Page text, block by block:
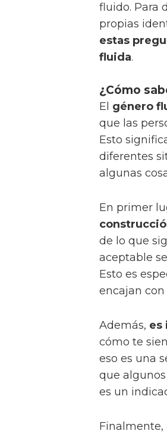
fluido. Para
propias
estas
fluida.
¿Cómo
El género
que las
Esto
diferentes
algunas
En primer
de lo que
aceptable
Esto es
encajan
Además, es
cómo te
eso es una
que
es un
Finalmente,